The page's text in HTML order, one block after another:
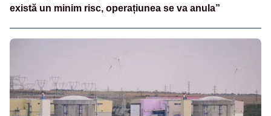
există un minim risc, operațiunea se va anula”